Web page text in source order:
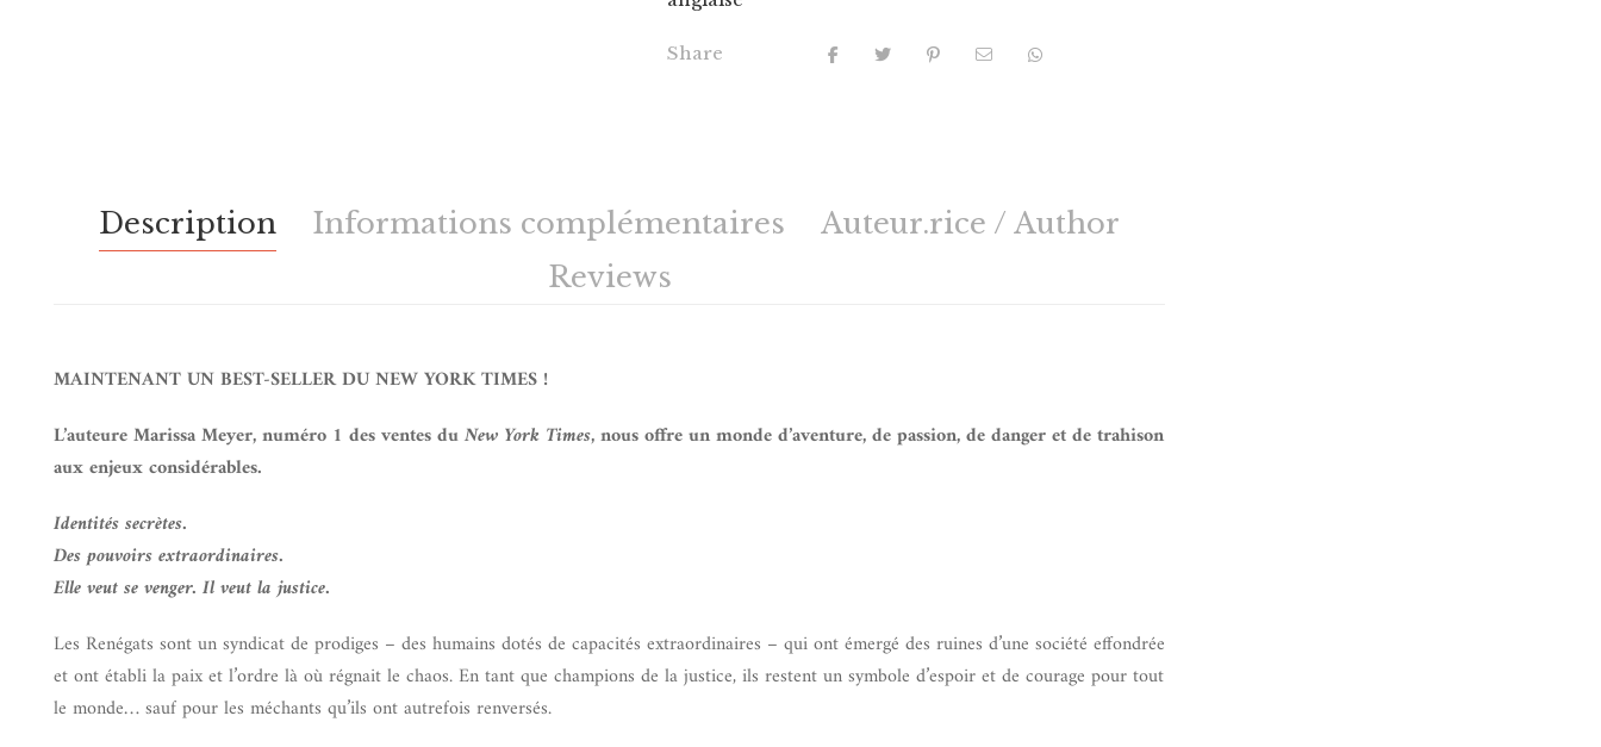
Share
Description Informations complémentaires
Auteur.rice / Author
Reviews
MAINTENANT UN BEST-SELLER DU NEW YORK TIMES !
L’auteure Marissa Meyer, numéro 1 des ventes duNew York Times, nous offre un monde d’aventure, de passion, de danger et de trahison
aux enjeux considérables.
Identités secrètes.
Des pouvoirs extraordinaires.
Elle veut se venger. Il veut la justice.
Les Renégats sont un syndicat de prodiges – des humains dotés de capacités extraordinaires – qui ont émergé des ruines d’une société effondrée
et ont établi la paix et l’ordre là où régnait le chaos. En tant que champions de la justice, ils restent un symbole d’espoir et de courage pour tout
le monde… sauf pour les méchants qu’ils ont autrefois renversés.